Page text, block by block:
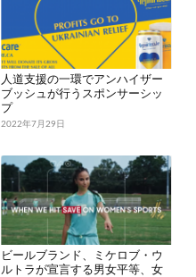
2022年7月29日
人道支援の一環でアンハイザー
ブッシュが行うスポンサーシッ
プ
ビールブランド、ミケロブ・ウ
ルトラが宣言する男女平等、女